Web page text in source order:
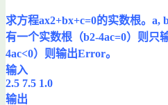
求方程ax2+bx+c=0的实数根。a,
有一个实数根（b2-4ac=0）则只
4ac<0）则输出Error。
输入
2.5 7.5 1.0
输出